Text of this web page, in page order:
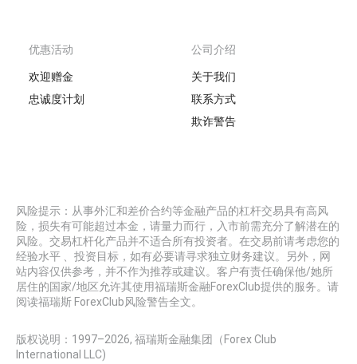
优惠活动
欢迎赠金
忠诚度计划
公司介绍
关于我们
联系方式
欺诈警告
风险提示：从事外汇和差价合约等金融产品的杠杆交易具有高风
险，损失有可能超过本金，请量力而行，入市前需充分了解潜在的
风险。交易杠杆化产品并不适合所有投资者。在交易前请考虑您的
经验水平 、投资目标，如有必要请寻求独立财务建议。另外，网
站内容仅供参考，并不作为推荐或建议。客户有责任确保他/她所
居住的国家/地区允许其使用福瑞斯金融ForexClub提供的服务。请
阅读福瑞斯 ForexClub风险警告全文。
版权说明：1997–2026, 福瑞斯金融集团（Forex Club
International LLC)